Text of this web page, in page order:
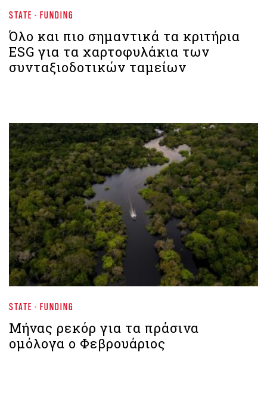
STATE - FUNDING
Όλο και πιο σημαντικά τα κριτήρια
ESG για τα χαρτοφυλάκια των
συνταξιοδοτικών ταμείων
STATE - FUNDING
Mήνας ρεκόρ για τα πράσινα
ομόλογα ο Φεβρουάριος